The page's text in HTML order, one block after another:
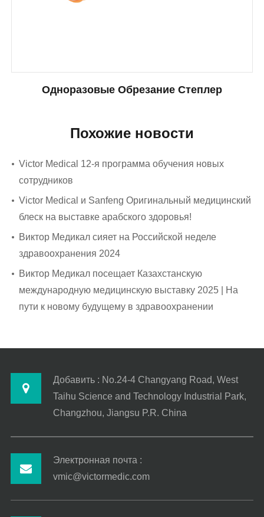
Одноразовые Обрезание Степлер
Похожие новости
Victor Medical 12-я программа обучения новых
сотрудников
Victor Medical и Sanfeng Оригинальный медицинский
блеск на выставке арабского здоровья!
Виктор Медикал сияет на Российской неделе
здравоохранения 2024
Виктор Медикал посещает Казахстанскую
международную медицинскую выставку 2025 | На
пути к новому будущему в здравоохранении
Добавить : No.24-4 Changyang Road, West
Taihu Science and Technology Industrial Park,
Changzhou, Jiangsu P.R. China
Электронная почта :
vmic@victormedic.com